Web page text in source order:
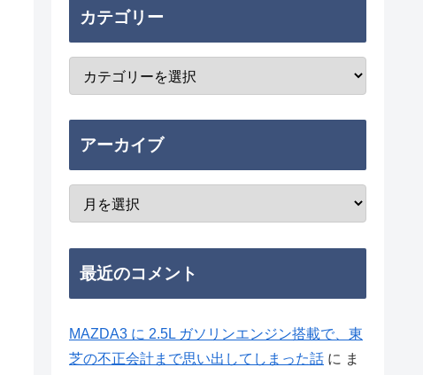
カテゴリー
アーカイブ
最近のコメント
MAZDA3 に 2.5L ガソリンエンジン搭載で、東
芝の不正会計まで思い出してしまった話 に ま